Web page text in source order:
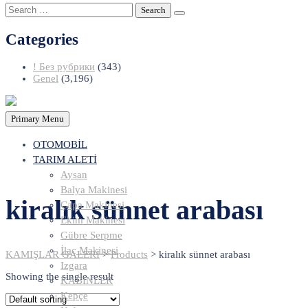
Search
for:
Categories
! Без рубрики (343)
Genel (3,196)
Primary Menu
OTOMOBİL
TARIM ALETİ
Aysan
Balya Makinesi
Çapa Makinesi
Ekim Makinesi
Gübre Serpme
İlaç Makinesi
Izgara
KABİNLER
Kepçe
kiralık sünnet arabası
KAMIŞLAR GALERİ>Products > kiralık sünnet arabası
Showing the single result